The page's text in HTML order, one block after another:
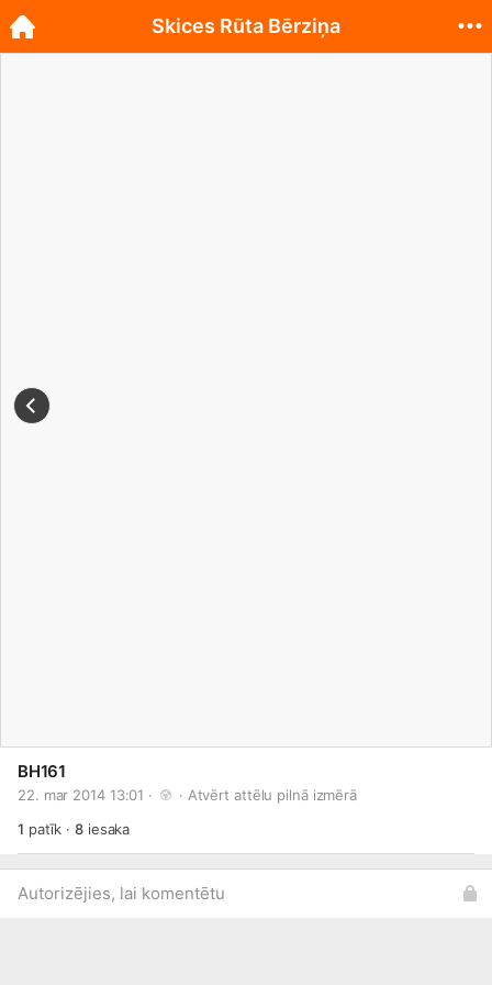
BH161
22. mar 2014 13:01 · · Atvērt attēlu pilnā izmērā
1 patīk ·8iesaka
Autorizējies, lai komentētu
Skices Rūta Bērziņa